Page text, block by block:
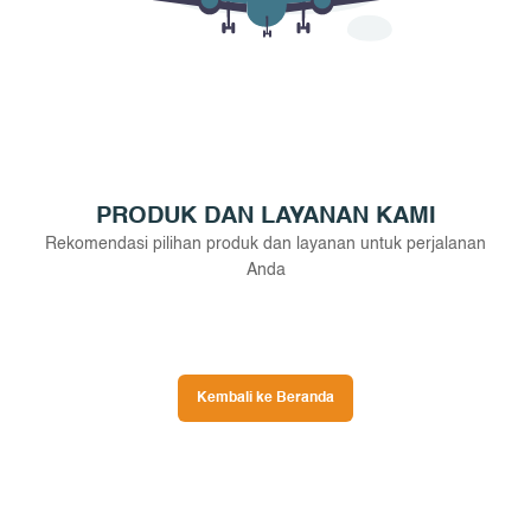
PRODUK DAN LAYANAN KAMI
Rekomendasi pilihan produk dan layanan untuk perjalanan
Anda
Kembali ke Beranda